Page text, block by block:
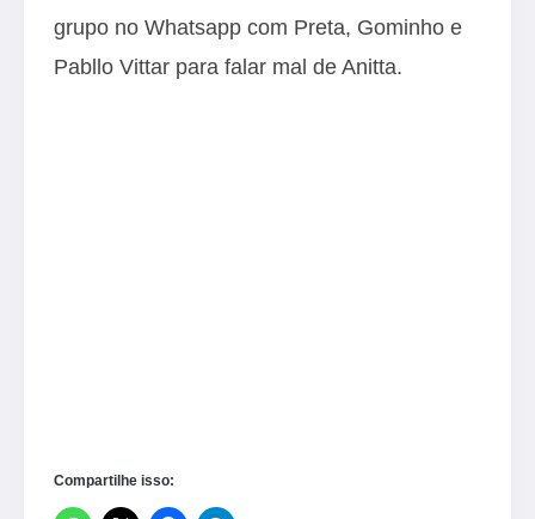
grupo no Whatsapp com Preta, Gominho e
Pabllo Vittar para falar mal de Anitta.
Compartilhe isso: